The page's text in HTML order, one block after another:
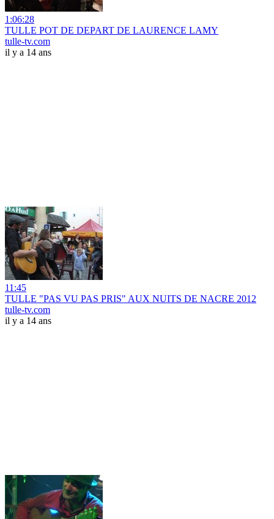
1:06:28
TULLE POT DE DEPART DE LAURENCE LAMY
tulle-tv.com
il y a 14 ans
11:45
TULLE "PAS VU PAS PRIS" AUX NUITS DE NACRE 2012
tulle-tv.com
il y a 14 ans